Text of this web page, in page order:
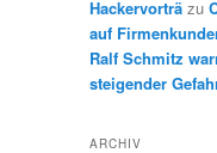
Hackervorträ zu
auf
Ralf Schmitz
steigender
ARCHIV